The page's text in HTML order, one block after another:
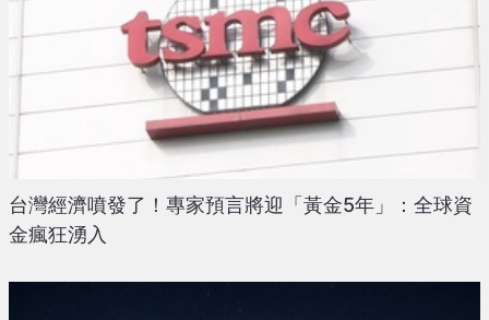
台灣經濟噴發了！專家預言將迎「黃金5年」：全球資
金瘋狂湧入